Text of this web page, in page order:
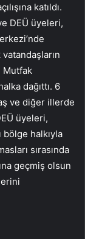
katıldı.
DEÜ üyeleri,
Mutfak
dağıttı. 6
ve diğer illerde
üyeleri,
bölge halkıyla
sırasında
geçmiş olsun